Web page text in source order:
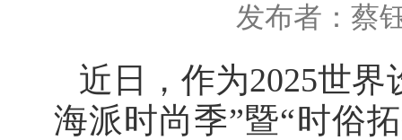
发布者：蔡
近日，作为2025世
海派时尚季”暨“时俗